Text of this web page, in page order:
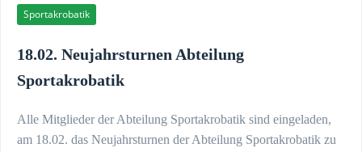
Sportakrobatik
18.02. Neujahrsturnen Abteilung
Sportakrobatik
Alle Mitglieder der Abteilung Sportakrobatik sind eingeladen,
am 18.02. das Neujahrsturnen der Abteilung Sportakrobatik zu